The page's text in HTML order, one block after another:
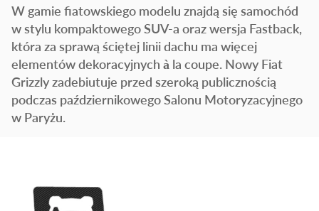
W gamie fiatowskiego modelu znajdą się samochód
w stylu kompaktowego SUV-a oraz wersja Fastback,
która za sprawą ściętej linii dachu ma więcej
elementów dekoracyjnych à la coupe. Nowy Fiat
Grizzly zadebiutuje przed szeroką publicznością
podczas październikowego Salonu Motoryzacyjnego
w Paryżu.